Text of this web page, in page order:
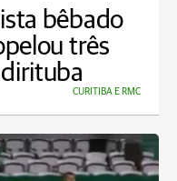
bêbado
três
CURITIBA E RMC